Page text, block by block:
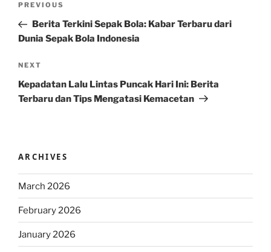
Previous
Post
PREVIOUS
Berita Terkini Sepak Bola: Kabar Terbaru dari
Dunia Sepak Bola Indonesia
Next
Post
NEXT
Kepadatan Lalu Lintas Puncak Hari Ini: Berita
Terbaru dan Tips Mengatasi Kemacetan
ARCHIVES
March 2026
February 2026
January 2026